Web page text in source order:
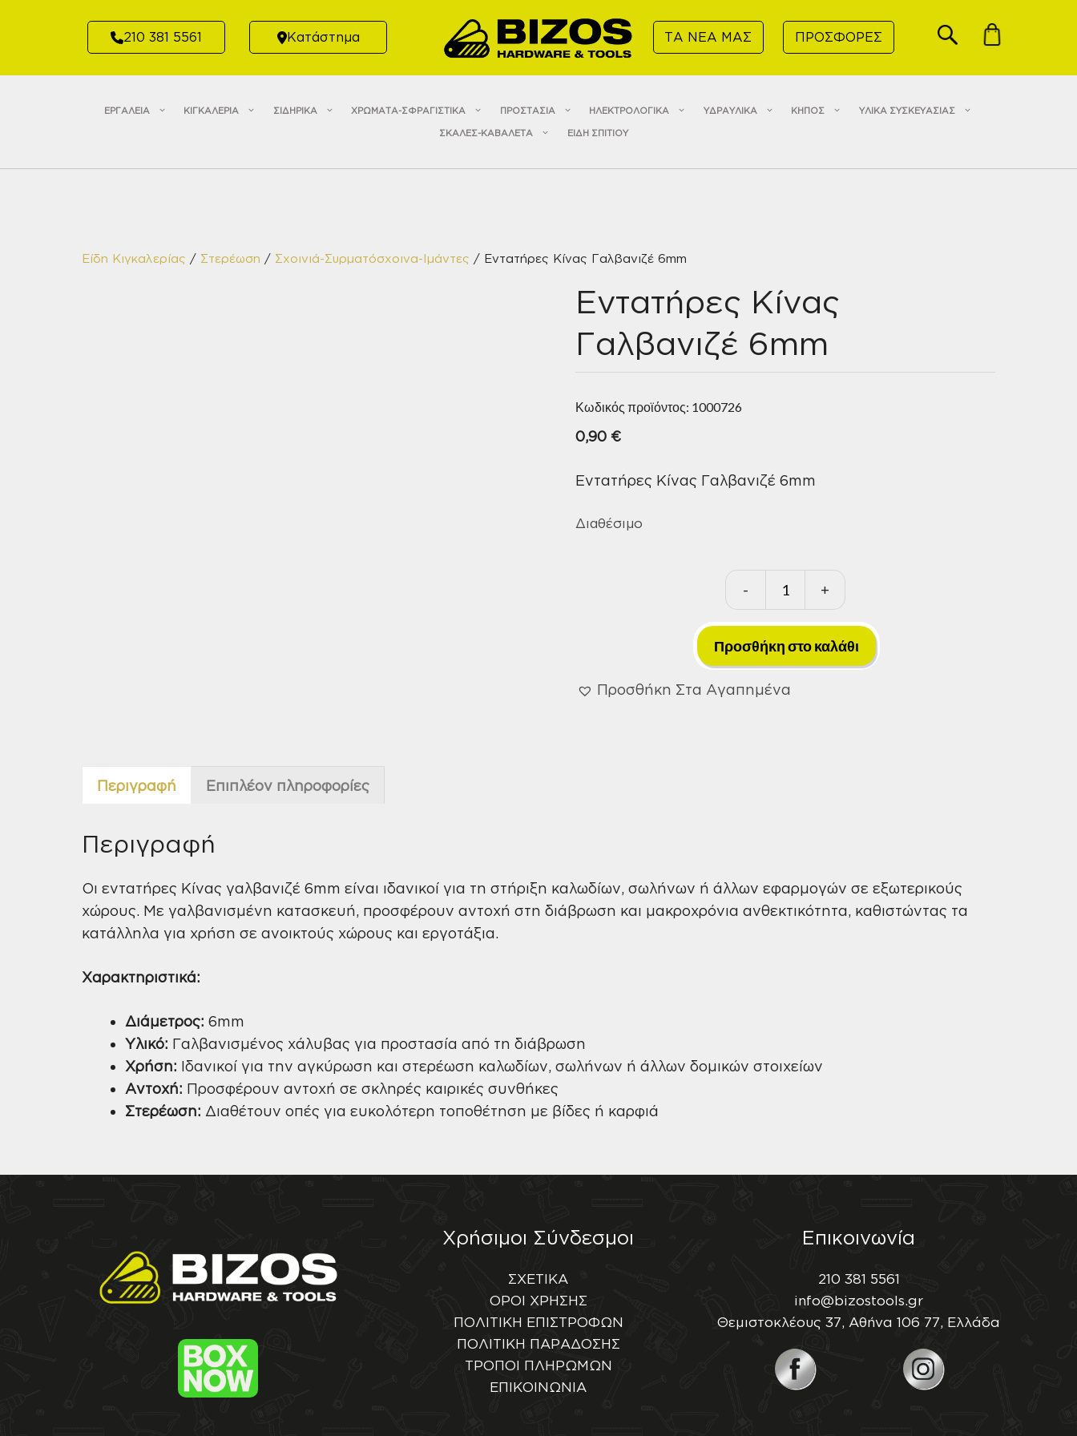
περιεχόμενο
210 381 5561 Κατάστημα ΤΑ ΝΕΑ ΜΑΣ ΠΡΟΣΦΟΡΕΣ
ΕΡΓΑΛΕΙΑ ΚΙΓΚΑΛΕΡΙΑ ΣΙΔΗΡΙΚΑ ΧΡΩΜΑΤΑ-ΣΦΡΑΓΙΣΤΙΚΑ ΠΡΟΣΤΑΣΙΑ ΗΛΕΚΤΡΟΛΟΓΙΚΑ ΥΔΡΑΥΛΙΚΑ ΚΗΠΟΣ ΥΛΙΚΑ ΣΥΣΚΕΥΑΣΙΑΣ
ΣΚΑΛΕΣ-ΚΑΒΑΛΕΤΑ ΕΙΔΗ ΣΠΙΤΙΟΥ
Είδη Κιγκαλερίας / Στερέωση / Σχοινιά-Συρματόσχοινα-Ιμάντες / Εντατήρες Κίνας Γαλβανιζέ 6mm
Εντατήρες Κίνας
Γαλβανιζέ 6mm
Κωδικός προϊόντος: 1000726
0,90 €
Εντατήρες Κίνας Γαλβανιζέ 6mm
Διαθέσιμο
-
Εντατήρες
Κίνας
Γαλβανιζέ
6mm
ποσότητα
+
Προσθήκη στο καλάθι
Προσθήκη Στα Αγαπημένα
Περιγραφή Επιπλέον πληροφορίες
Περιγραφή
Οι εντατήρες Κίνας γαλβανιζέ 6mm είναι ιδανικοί για τη στήριξη καλωδίων, σωλήνων ή άλλων εφαρμογών σε εξωτερικούς
χώρους. Με γαλβανισμένη κατασκευή, προσφέρουν αντοχή στη διάβρωση και μακροχρόνια ανθεκτικότητα, καθιστώντας τα
κατάλληλα για χρήση σε ανοικτούς χώρους και εργοτάξια.
Χαρακτηριστικά:
Διάμετρος: 6mm
Υλικό: Γαλβανισμένος χάλυβας για προστασία από τη διάβρωση
Χρήση: Ιδανικοί για την αγκύρωση και στερέωση καλωδίων, σωλήνων ή άλλων δομικών στοιχείων
Αντοχή: Προσφέρουν αντοχή σε σκληρές καιρικές συνθήκες
Στερέωση: Διαθέτουν οπές για ευκολότερη τοποθέτηση με βίδες ή καρφιά
Χρήσιμοι Σύνδεσμοι
ΣΧΕΤΙΚΑ
ΟΡΟΙ ΧΡΗΣΗΣ
ΠΟΛΙΤΙΚΗ ΕΠΙΣΤΡΟΦΩΝ
ΠΟΛΙΤΙΚΗ ΠΑΡΑΔΟΣΗΣ
ΤΡΟΠΟΙ ΠΛΗΡΩΜΩΝ
ΕΠΙΚΟΙΝΩΝΙΑ
Επικοινωνία
210 381 5561
info@bizostools.gr
Θεμιστοκλέους 37, Αθήνα 106 77, Ελλάδα